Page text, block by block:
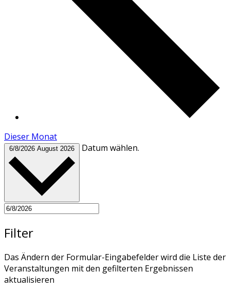
Dieser Monat
6/8/2026 August 2026 Datum wählen.
Filter
Das Ändern der Formular-Eingabefelder wird die Liste der
Veranstaltungen mit den gefilterten Ergebnissen
aktualisieren